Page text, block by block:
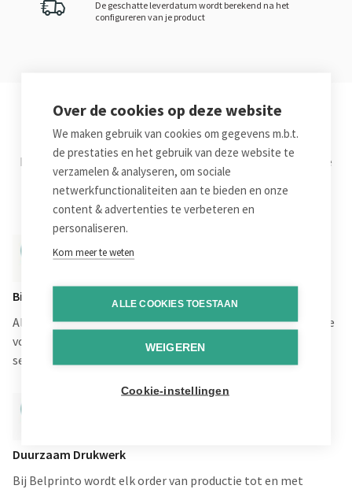
Over de cookies op deze website
We maken gebruik van cookies om gegevens m.b.t.
de prestaties en het gebruik van deze website te
verzamelen & analyseren, om sociale
netwerkfunctionaliteiten aan te bieden en onze
content & advertenties te verbeteren en
personaliseren.
Kom meer te weten
ALLE COOKIES TOESTAAN
WEIGEREN
Cookie-instellingen
De geschatte leverdatum wordt berekend na het
configureren van je product
Waarom Belprinto?
Leuk dat je bij Belprinto terecht komt om je online druk te
bestellen. Hier nog eens de voornaamste troeven op een
rijtje.
Bijna 100 Jaar Ervaring
Al bijna 100 jaar zorgen we bij Graphius voor drukwerk in alle
vormen en maten. Nu kan je online van dezelfde ervaring,
service en kwaliteit genieten.
Duurzaam Drukwerk
Bij Belprinto wordt elk order van productie tot en met